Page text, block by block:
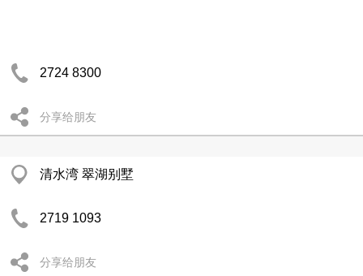
2724 8300
分享给朋友
清水湾 翠湖别墅
2719 1093
分享给朋友